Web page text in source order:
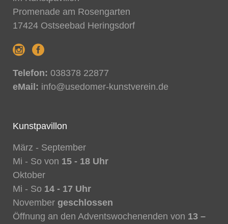
Promenade am Rosengarten
17424 Ostseebad Heringsdorf
Telefon: 038378 22877
eMail: info@usedomer-kunstverein.de
Kunstpavillon
März - September
Mi - So von 15 - 18 Uhr
Oktober
Mi - So 14 - 17 Uhr
November geschlossen
Öffnung an den Adventswochenenden von 13 –